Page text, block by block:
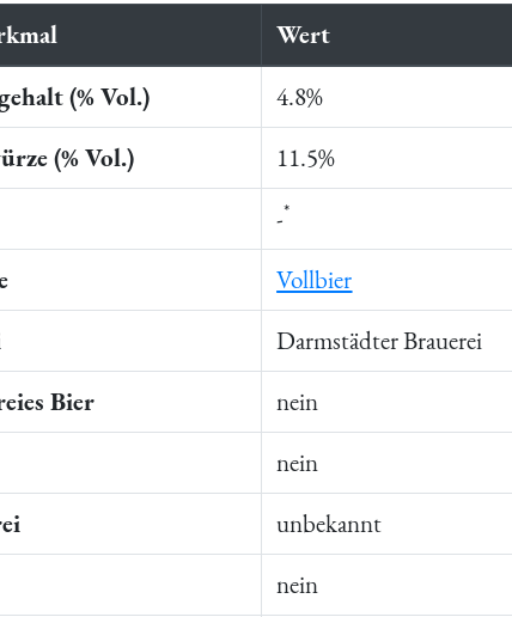
Wert
(% Vol.)
4.8%
(% Vol.)
11.5%
-*
Vollbier
Darmstädter Brauerei
Bier
nein
nein
unbekannt
nein